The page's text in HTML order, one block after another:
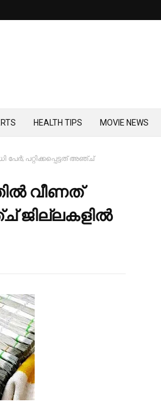
HEALTH TIPS MOVIE NEWS
പറ്റിക്കപ്പെട്ടത് അഞ്ച്
വീണത്
ജില്ലകളില്‍